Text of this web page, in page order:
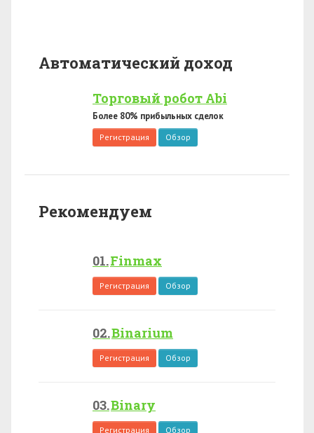
Автоматический доход
Торговый робот Abi
Более 80% прибыльных сделок
Регистрация Обзор
Рекомендуем
Finmax
Регистрация Обзор
Binarium
Регистрация Обзор
Binary
Регистрация Обзор